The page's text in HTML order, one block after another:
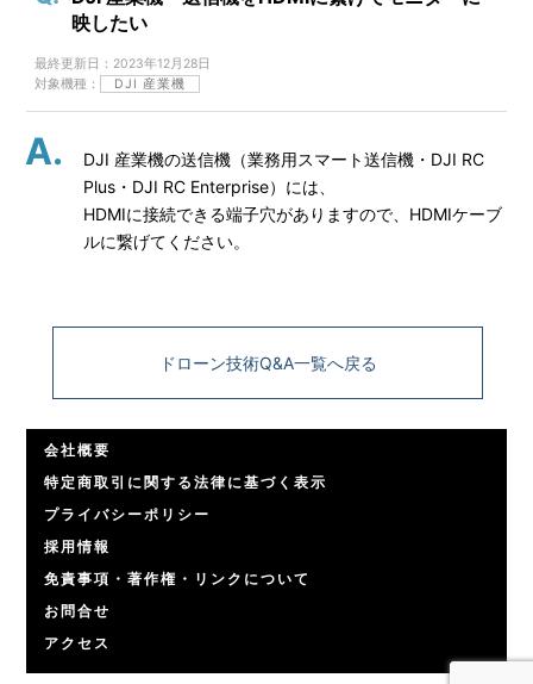
映したい
最終更新日：2023年12月28日
対象機種：
DJI 産業機
DJI 産業機の送信機（業務用スマート送信機・DJI RC
Plus・DJI RC Enterprise）には、
HDMIに接続できる端子穴がありますので、HDMIケーブ
ルに繋げてください。
ドローン技術Q&A一覧へ戻る
会社概要
特定商取引に関する法律に基づく表示
プライバシーポリシー
採用情報
免責事項・著作権・リンクについて
お問合せ
アクセス